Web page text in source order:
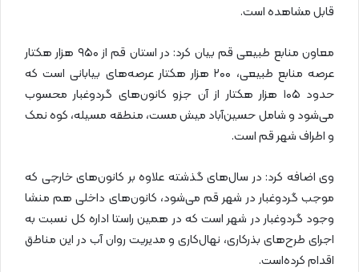
قابل مشاهده است.
معاون منابع طبیعی قم بیان کرد: در استان قم از ۹۵۰ هزار هکتار
عرصه منابع طبیعی، ۲۰۰ هزار هکتار عرصه‌های بیابانی است که
حدود ۱۰۵ هزار هکتار از آن جزو کانون‌های گردوغبار محسوب
می‌شود و شامل حسین‌آباد میش مست،‌ منطقه مسیله، کوه نمک
و اطراف شهر قم است.
وی اضافه کرد: در سال‌های گذشته علاوه بر کانون‌های خارجی که
موجب گردوغبار در شهر قم می‌شود، کانون‌های داخلی هم منشا
وجود گردوغبار در شهر است که در همین راستا اداره کل نسبت به
اجرای طرح‌های بذرکاری، نهال‌کاری و مدیریت روان آب در این مناطق
اقدام کرده‌است.